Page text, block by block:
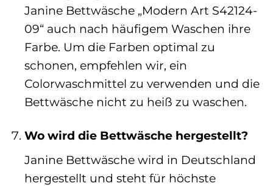
Janine Bettwäsche „Modern Art S42124-
09“ auch nach häufigem Waschen ihre
Farbe. Um die Farben optimal zu
schonen, empfehlen wir, ein
Colorwaschmittel zu verwenden und die
Bettwäsche nicht zu heiß zu waschen.
Wo wird die Bettwäsche hergestellt?
Janine Bettwäsche wird in Deutschland
hergestellt und steht für höchste